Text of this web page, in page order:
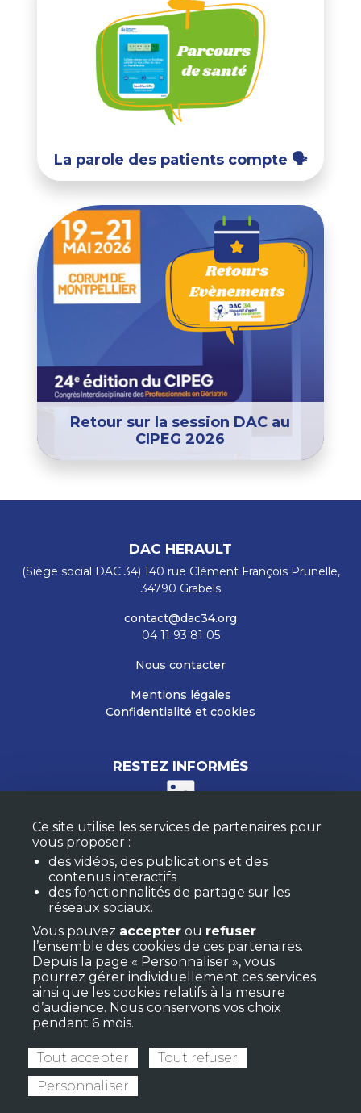
La parole des patients compte 🗣️
Retour sur la session DAC au
CIPEG 2026
DAC HERAULT
(Siège social DAC 34) 140 rue Clément François Prunelle,
34790 Grabels
contact@dac34.org
04 11 93 81 05
Nous contacter
Mentions légales
Confidentialité et cookies
RESTEZ INFORMÉS
M'ABONNER À LA NEWSLETTER
FAQ
Ce site utilise les services de partenaires pour
vous proposer :
des vidéos, des publications et des
contenus interactifs
des fonctionnalités de partage sur les
réseaux sociaux.
Vous pouvez accepter ou refuser
l’ensemble des cookies de ces partenaires.
Depuis la page « Personnaliser », vous
pourrez gérer individuellement ces services
ainsi que les cookies relatifs à la mesure
d’audience. Nous conservons vos choix
pendant 6 mois.
Tout accepter
Tout refuser
Personnaliser